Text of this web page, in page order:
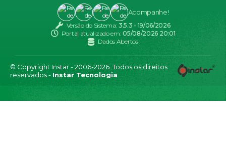
Versão do Sistema: 3.5.3 - 19/06/2026
Portal atualizado em:05/08/2026 20:01
Dados Abertos
Acompanhe!
© Copyright Instar - 2006-2026. Todos os direitos
reservados - Instar Tecnologia